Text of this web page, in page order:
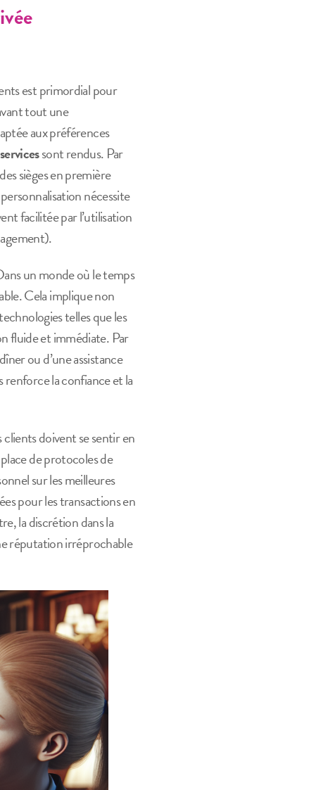
est primordial pour
tout une
aux préférences
servicessont rendus. Par
sièges en première
nécessite
facilitée par l’utilisation
un monde où le temps
Cela implique non
telles que les
fluide et immédiate. Par
ou d’une assistance
renforce la confiance et la
clients doivent se sentir en
de protocoles de
sur les meilleures
pour les transactions en
la discrétion dans la
réputation irréprochable